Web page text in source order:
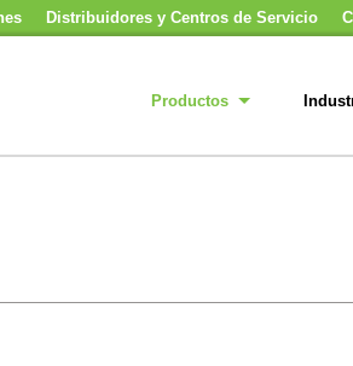
Distribuidores y Centros de Servicio
Productos